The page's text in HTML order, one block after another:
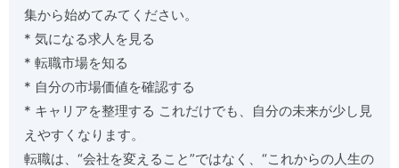
集から始めてみてください。
* 気になる求人を見る
* 転職市場を知る
* 自分の市場価値を確認する
* キャリアを整理する これだけでも、自分の未来が少し見
えやすくなります。
転職は、“会社を変えること”ではなく、“これからの人生の